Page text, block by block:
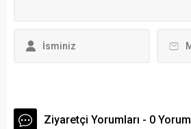
Ziyaretçi Yorumları - 0 Yorum